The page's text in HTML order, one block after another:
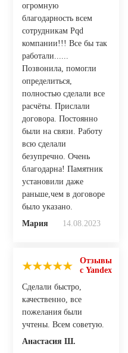
огромную
благодарность всем
сотрудникам Pqd
компании!!! Все бы так
работали......
Позвонила, помогли
определиться,
полностью сделали все
расчёты. Прислали
договора. Постоянно
были на связи. Работу
всю сделали
безупречно. Очень
благодарна! Памятник
установили даже
раньше,чем в договоре
было указано.
Мария
14.08.2023
Отзывы
с Yandex
Сделали быстро,
качественно, все
пожелания были
учтены. Всем советую.
Анастасия Ш.